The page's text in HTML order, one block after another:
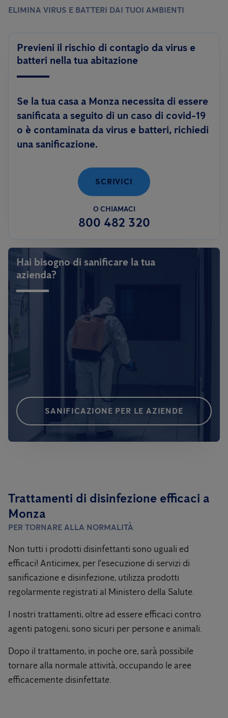
ELIMINA VIRUS E BATTERI DAI TUOI AMBIENTI
Previeni il rischio di contagio da virus e
batteri nella tua abitazione
Se la tua casa a Monza necessita di essere
sanificata a seguito di un caso di covid-19
o è contaminata da virus e batteri, richiedi
una sanificazione.
SCRIVICI
O CHIAMACI
800 482 320
Hai bisogno di sanificare la tua
azienda?
SANIFICAZIONE PER LE AZIENDE
Trattamenti di disinfezione efficaci a
Monza
PER TORNARE ALLA NORMALITÀ
Non tutti i prodotti disinfettanti sono uguali ed
efficaci! Anticimex, per l'esecuzione di servizi di
sanificazione e disinfezione, utilizza prodotti
regolarmente registrati al Ministero della Salute.
I nostri trattamenti, oltre ad essere efficaci contro
agenti patogeni, sono sicuri per persone e animali.
Dopo il trattamento, in poche ore, sarà possibile
tornare alla normale attività, occupando le aree
efficacemente disinfettate.